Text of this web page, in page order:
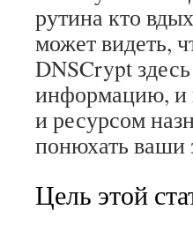
рутина кто
может видеть,
DNSCrypt
информацию, и
и ресурсом
понюхать ваши
Цель этой